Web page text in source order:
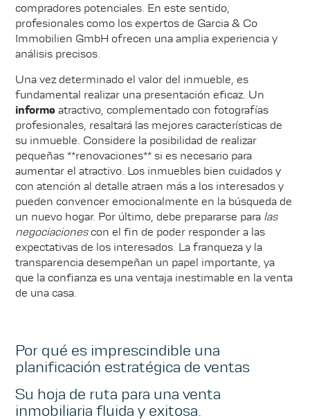
compradores potenciales. En este sentido,
profesionales como los expertos de Garcia & Co
Immobilien GmbH ofrecen una amplia experiencia y
análisis precisos.
Una vez determinado el valor del inmueble, es
fundamental realizar una presentación eficaz. Un
informe atractivo, complementado con fotografías
profesionales, resaltará las mejores características de
su inmueble. Considere la posibilidad de realizar
pequeñas **renovaciones** si es necesario para
aumentar el atractivo. Los inmuebles bien cuidados y
con atención al detalle atraen más a los interesados y
pueden convencer emocionalmente en la búsqueda de
un nuevo hogar. Por último, debe prepararse para las
negociacionescon el fin de poder responder a las
expectativas de los interesados. La franqueza y la
transparencia desempeñan un papel importante, ya
que la confianza es una ventaja inestimable en la venta
de una casa.
Por qué es imprescindible una
planificación estratégica de ventas
Su hoja de ruta para una venta
inmobiliaria fluida y exitosa.